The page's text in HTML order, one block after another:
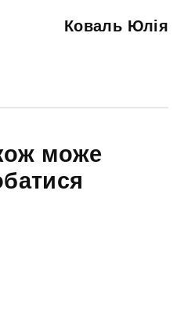
Коваль Юлія
може